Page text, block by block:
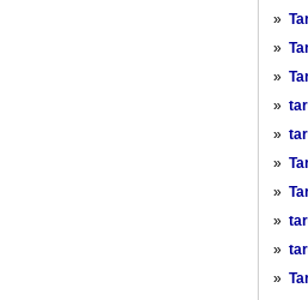
»
»
»
»
»
»
»
»
»
»